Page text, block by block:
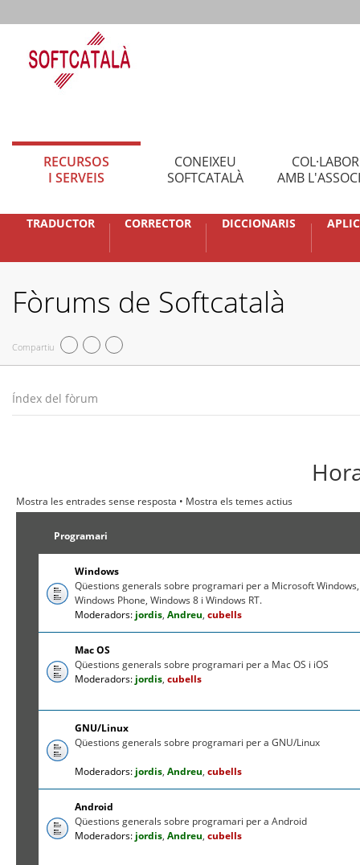
RECURSOS
I SERVEIS
CONEIXEU
SOFTCATALÀ
AMB
TRADUCTOR CORRECTOR DICCIONARIS
Fòrums de Softcatalà
Compartiu
Índex del fòrum
Mostra les entrades sense resposta • Mostra els temes actius
Programari
Windows
Qüestions generals sobre programari per a Microsoft Windows,
Windows Phone, Windows 8 i Windows RT.
Moderadors: jordis,Andreu,cubells
Mac OS
Qüestions generals sobre programari per a Mac OS i iOS
Moderadors: jordis,cubells
GNU/Linux
Qüestions generals sobre programari per a GNU/Linux
Moderadors: jordis,Andreu,cubells
Android
Qüestions generals sobre programari per a Android
Moderadors: jordis,Andreu,cubells